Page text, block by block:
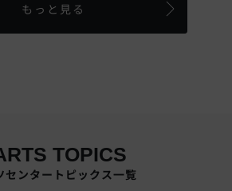
もっと見る
TOPICS
センタートピックス一覧